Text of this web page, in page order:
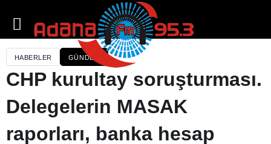
HABERLER GÜNDEM
CHP kurultay soruşturması.
Delegelerin MASAK
raporları, banka hesap